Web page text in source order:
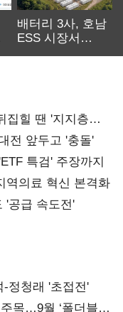
배터리 3사, 호남
ESS 시장서
집힐 땐 '지지층
전 앞두고 '충돌'
특검' 주장까지
역의료 혁신 본격화
'공급 속도전'
정청래 '초접전'
목…9월 ‘폴더블